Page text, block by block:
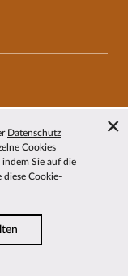
Datenschutz
Cookies
Sie auf die
diese Cookie-